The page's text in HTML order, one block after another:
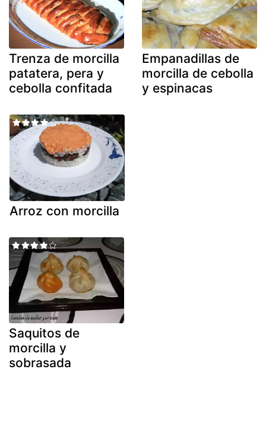
Trenza de morcilla
patatera, pera y
cebolla confitada
Empanadillas de
morcilla de cebolla
y espinacas
Arroz con morcilla
Saquitos de
morcilla y
sobrasada